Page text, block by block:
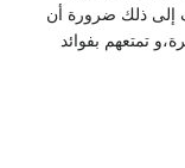
إلى ذلك ضرورة أن
تمتعهم بفوائد